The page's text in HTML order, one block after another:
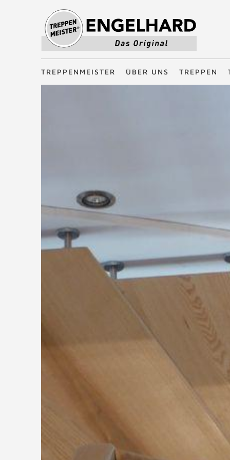
Treppenmeister - Das Original
TREPPENMEISTER ÜBER UNS TREPPEN